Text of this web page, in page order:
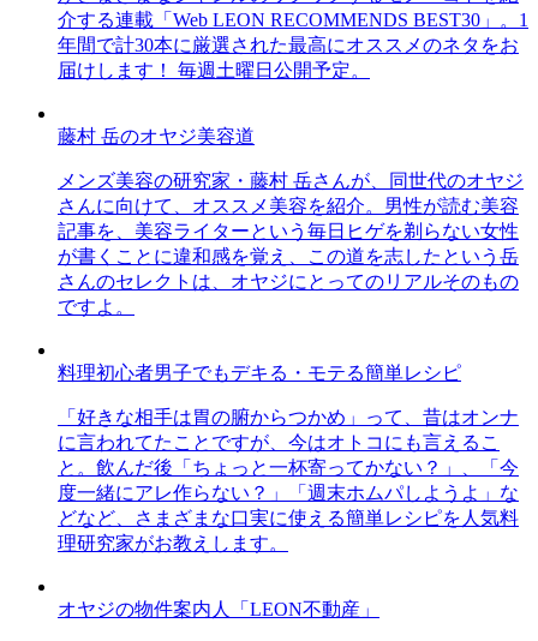
介する連載「Web LEON RECOMMENDS BEST30」。1
年間で計30本に厳選された最高にオススメのネタをお
届けします！ 毎週土曜日公開予定。
藤村 岳のオヤジ美容道
メンズ美容の研究家・藤村 岳さんが、同世代のオヤジ
さんに向けて、オススメ美容を紹介。男性が読む美容
記事を、美容ライターという毎日ヒゲを剃らない女性
が書くことに違和感を覚え、この道を志したという岳
さんのセレクトは、オヤジにとってのリアルそのもの
ですよ。
料理初心者男子でもデキる・モテる簡単レシピ
「好きな相手は胃の腑からつかめ」って、昔はオンナ
に言われてたことですが、今はオトコにも言えるこ
と。飲んだ後「ちょっと一杯寄ってかない？」、「今
度一緒にアレ作らない？」「週末ホムパしようよ」な
どなど、さまざまな口実に使える簡単レシピを人気料
理研究家がお教えします。
オヤジの物件案内人「LEON不動産」